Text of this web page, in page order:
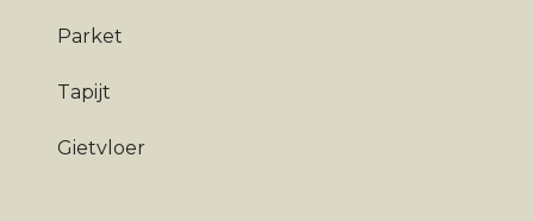
Parket
Tapijt
Gietvloer